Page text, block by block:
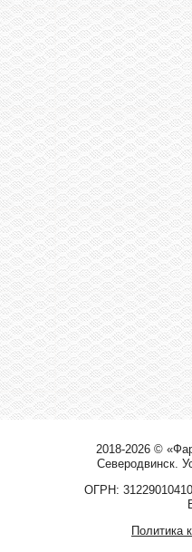
2018-2026 ©
Северодвинск.
ОГРН:
Политика